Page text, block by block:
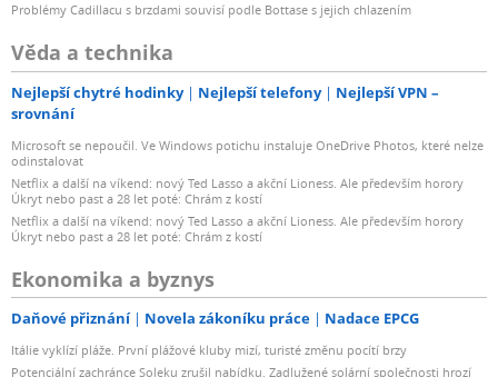
Problémy Cadillacu s brzdami souvisí podle Bottase s jejich chlazením
Věda a technika
Nejlepší chytré hodinky Nejlepší telefony
Nejlepší VPN –
srovnání
Microsoft se nepoučil. Ve Windows potichu instaluje OneDrive Photos, které nelze
odinstalovat
Netflix a další na víkend: nový Ted Lasso a akční Lioness. Ale především horory
Úkryt nebo past a 28 let poté: Chrám z kostí
Netflix a další na víkend: nový Ted Lasso a akční Lioness. Ale především horory
Úkryt nebo past a 28 let poté: Chrám z kostí
Ekonomika a byznys
Daňové přiznání Novela zákoníku práce Nadace EPCG
Itálie vyklízí pláže. První plážové kluby mizí, turisté změnu pocítí brzy
Potenciální zachránce Soleku zrušil nabídku. Zadlužené solární společnosti hrozí